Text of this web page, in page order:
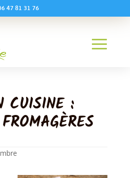
47 81 31 76
CUISINE :